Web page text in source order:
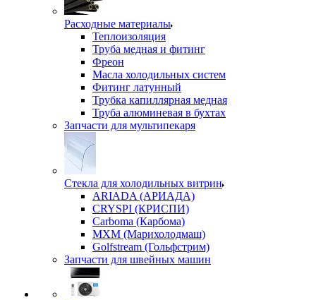
Расходные материалы
Теплоизоляция
Труба медная и фитинг
Фреон
Масла холодильных систем
Фитинг латунный
Трубка капиллярная медная
Труба алюминевая в бухтах
Запчасти для мультипекаря
Стекла для холодильных витрин
ARIADA (АРИАДА)
CRYSPI (КРИСПИ)
Carboma (Карбома)
MXM (Марихолодмаш)
Golfstream (Гольфстрим)
Запчасти для швейных машин